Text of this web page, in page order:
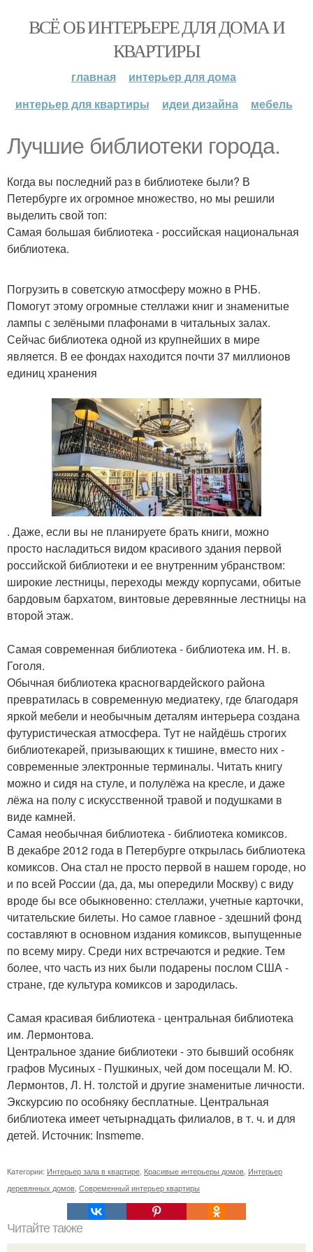
ВСЁ ОБ ИНТЕРЬЕРЕ ДЛЯ ДОМА И
КВАРТИРЫ
главная
интерьер для дома
интерьер для квартиры
идеи дизайна мебель
Лучшие библиотеки города.
Когда вы последний раз в библиотеке были? В
Петербурге их огромное множество, но мы решили
выделить свой топ:
Самая большая библиотека - российская национальная
библиотека.
Погрузить в советскую атмосферу можно в РНБ.
Помогут этому огромные стеллажи книг и знаменитые
лампы с зелёными плафонами в читальных залах.
Сейчас библиотека одной из крупнейших в мире
является. В ее фондах находится почти 37 миллионов
единиц хранения
. Даже, если вы не планируете брать книги, можно
просто насладиться видом красивого здания первой
российской библиотеки и ее внутренним убранством:
широкие лестницы, переходы между корпусами, обитые
бардовым бархатом, винтовые деревянные лестницы на
второй этаж.
Самая современная библиотека - библиотека им. Н. в.
Гоголя.
Обычная библиотека красногвардейского района
превратилась в современную медиатеку, где благодаря
яркой мебели и необычным деталям интерьера создана
футуристическая атмосфера. Тут не найдёшь строгих
библиотекарей, призывающих к тишине, вместо них -
современные электронные терминалы. Читать книгу
можно и сидя на стуле, и полулёжа на кресле, и даже
лёжа на полу с искусственной травой и подушками в
виде камней.
Самая необычная библиотека - библиотека комиксов.
В декабре 2012 года в Петербурге открылась библиотека
комиксов. Она стал не просто первой в нашем городе, но
и по всей России (да, да, мы опередили Москву) с виду
вроде бы все обыкновенно: стеллажи, учетные карточки,
читательские билеты. Но самое главное - здешний фонд
составляют в основном издания комиксов, выпущенные
по всему миру. Среди них встречаются и редкие. Тем
более, что часть из них были подарены послом США -
стране, где культура комиксов и зародилась.
Самая красивая библиотека - центральная библиотека
им. Лермонтова.
Центральное здание библиотеки - это бывший особняк
графов Мусиных - Пушкиных, чей дом посещали М. Ю.
Лермонтов, Л. Н. толстой и другие знаменитые личности.
Экскурсию по особняку бесплатные. Центральная
библиотека имеет четырнадцать филиалов, в т. ч. и для
детей. Источник: Insmeme.
Категории: Интерьер зала в квартире Красивые интерьеры домов Интерьер
деревянных домов Современный интерьер квартиры
Читайте также